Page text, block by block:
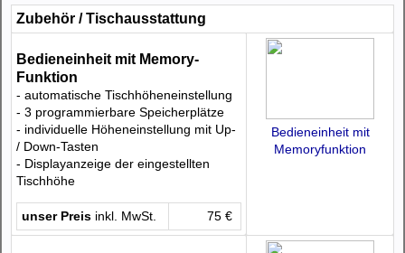
Zubehör / Tischausstattung
Bedieneinheit mit Memory-
Funktion
- automatische Tischhöheneinstellung
- 3 programmierbare Speicherplätze
- individuelle Höheneinstellung mit Up-
/ Down-Tasten
- Displayanzeige der eingestellten
Tischhöhe
unser Preis inkl. MwSt. 75 €
Bedieneinheit mit
Memoryfunktion